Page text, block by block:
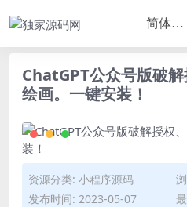
ChatGPT公众号版破
绘画。一键安装！
资源分类: 小程序源码
发布时间: 2023-05-07